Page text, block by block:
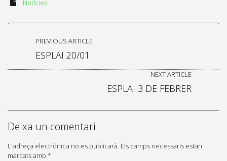
Notícies
PREVIOUS ARTICLE
ESPLAI 20/01
NEXT ARTICLE
ESPLAI 3 DE FEBRER
Deixa un comentari
L'adreça electrònica no es publicarà. Els camps necessaris estan
marcats amb *